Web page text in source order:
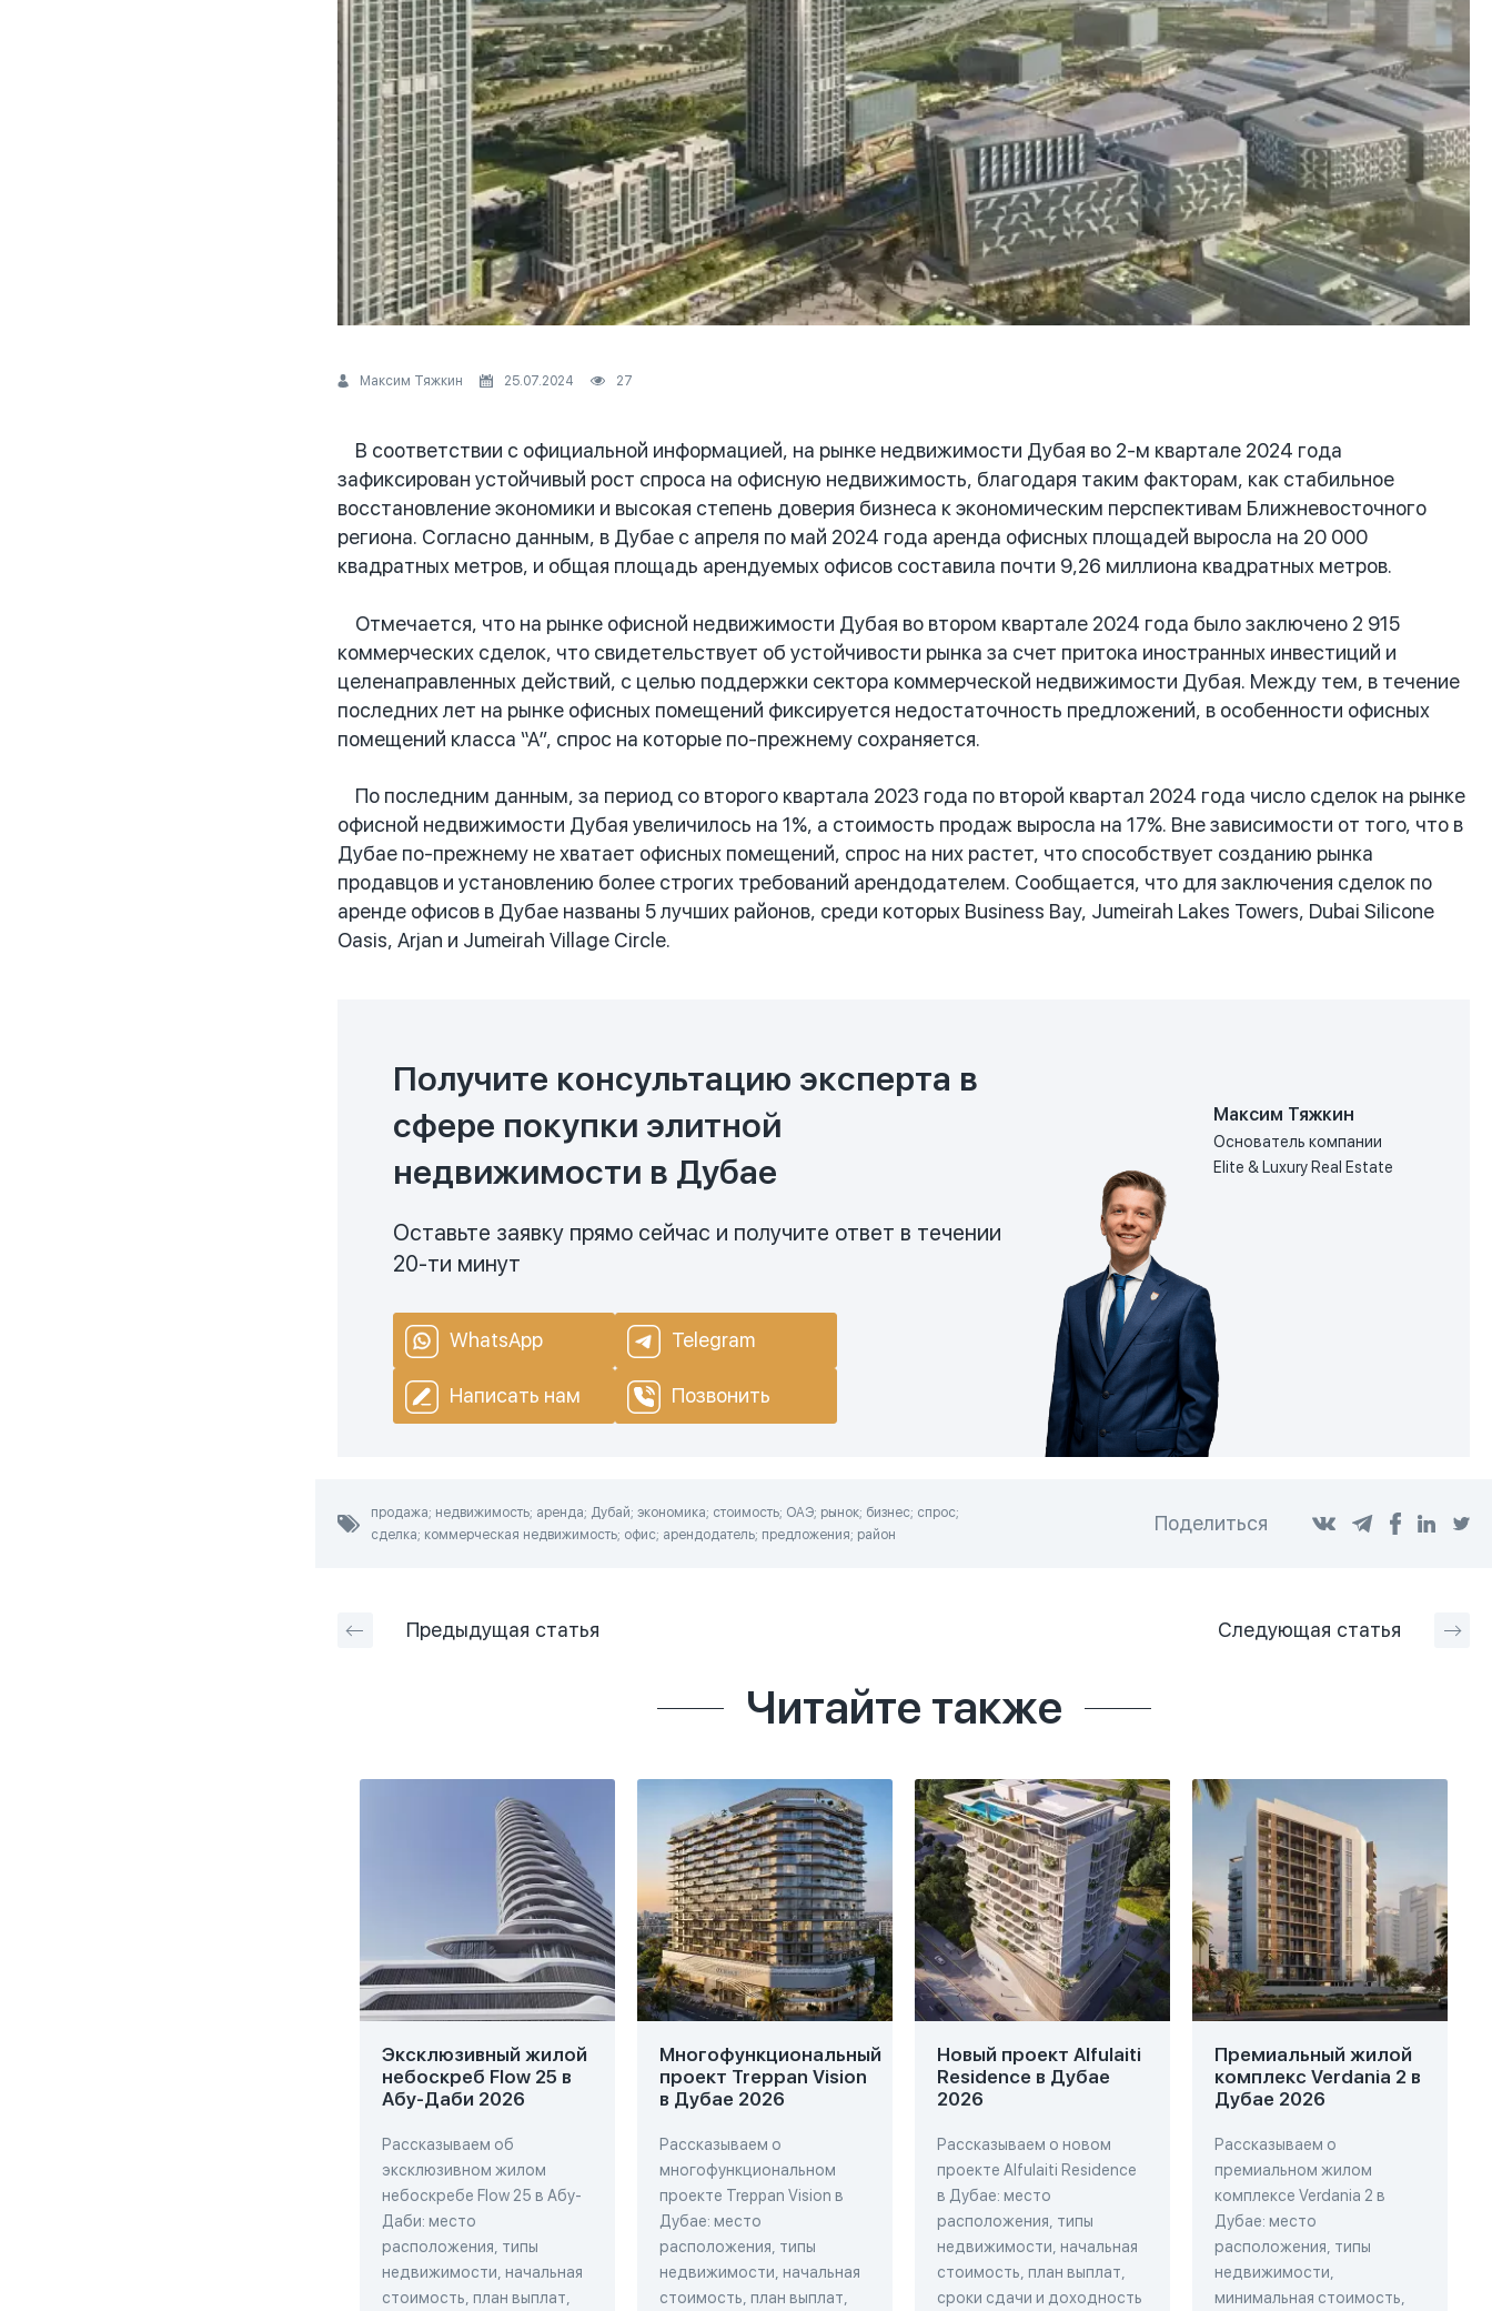
Максим Тяжкин 25.07.2024 27
В соответствии с официальной информацией, на рынке недвижимости Дубая во 2-м квартале 2024 года
зафиксирован устойчивый рост спроса на офисную недвижимость, благодаря таким факторам, как стабильное
восстановление экономики и высокая степень доверия бизнеса к экономическим перспективам Ближневосточного
региона. Согласно данным, в Дубае с апреля по май 2024 года аренда офисных площадей выросла на 20 000
квадратных метров, и общая площадь арендуемых офисов составила почти 9,26 миллиона квадратных метров.
Отмечается, что на рынке офисной недвижимости Дубая во втором квартале 2024 года было заключено 2 915
коммерческих сделок, что свидетельствует об устойчивости рынка за счет притока иностранных инвестиций и
целенаправленных действий, с целью поддержки сектора коммерческой недвижимости Дубая. Между тем, в течение
последних лет на рынке офисных помещений фиксируется недостаточность предложений, в особенности офисных
помещений класса “А”, спрос на которые по-прежнему сохраняется.
По последним данным, за период со второго квартала 2023 года по второй квартал 2024 года число сделок на рынке
офисной недвижимости Дубая увеличилось на 1%, а стоимость продаж выросла на 17%. Вне зависимости от того, что в
Дубае по-прежнему не хватает офисных помещений, спрос на них растет, что способствует созданию рынка
продавцов и установлению более строгих требований арендодателем. Сообщается, что для заключения сделок по
аренде офисов в Дубае названы 5 лучших районов, среди которых Business Bay, Jumeirah Lakes Towers, Dubai Silicone
Oasis, Arjan и Jumeirah Village Circle.
Получите консультацию эксперта в
сфере покупки элитной
недвижимости в Дубае
Оставьте заявку прямо сейчас и получите ответ в течении
20-ти минут
WhatsApp Telegram
Написать нам Позвонить
Максим Тяжкин
Основатель компании
Elite & Luxury Real Estate
продажа; недвижимость; аренда; Дубай; экономика; стоимость; ОАЭ; рынок; бизнес; спрос;
сделка; коммерческая недвижимость; офис; арендодатель; предложения; район
Поделиться
Предыдущая статья Следующая статья
Читайте также
Эксклюзивный жилой
небоскреб Flow 25 в
Абу-Даби 2026
Рассказываем об
эксклюзивном жилом
небоскребе Flow 25 в Абу-
Даби: место
расположения, типы
недвижимости, начальная
стоимость, план выплат,
Многофункциональный
проект Treppan Vision
в Дубае 2026
Рассказываем о
многофункциональном
проекте Treppan Vision в
Дубае: место
расположения, типы
недвижимости, начальная
стоимость, план выплат,
Новый проект Alfulaiti
Residence в Дубае
2026
Рассказываем о новом
проекте Alfulaiti Residence
в Дубае: место
расположения, типы
недвижимости, начальная
стоимость, план выплат,
сроки сдачи и доходность
Премиальный жилой
комплекс Verdania 2 в
Дубае 2026
Рассказываем о
премиальном жилом
комплексе Verdania 2 в
Дубае: место
расположения, типы
недвижимости,
минимальная стоимость,